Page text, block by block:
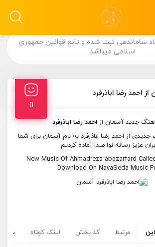
ساماندهی ثبت شده و تابع قوانین جمهوری
اسلامی میباشد.
احمد رضا اباذرفرد
0
اهنگ جدیدآسمان ازاحمد رضا اباذرفرد
از احمد رضا اباذرفرد به نام آسمان برای شما
عزیز رسانه نوا صدا آماده کردیم
New Music Of Ahmadreza abazarfard
Download On NavaSeda Music
مرتبط کد پخش لینک کوتاه